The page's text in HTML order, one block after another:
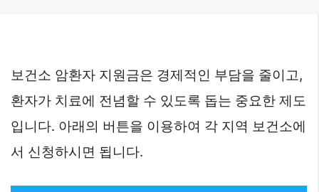
보건소 암환자 지원금은 경제적인 부담을 줄이고,
환자가 치료에 전념할 수 있도록 돕는 중요한 제도
입니다. 아래의 버튼을 이용하여 각 지역 보건소에
서 신청하시면 됩니다.